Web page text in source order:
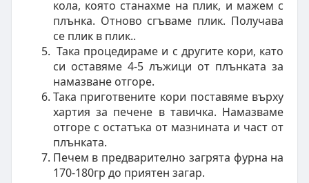
кола, която станахме на плик, и мажем с
плънка. Отново сгъваме плик. Получава
се плик в плик..
Така процедираме и с другите кори, като
си оставяме 4-5 лъжици от плънката за
намазване отгоре.
Така приготвените кори поставяме върху
хартия за печене в тавичка. Намазваме
отгоре с остатъка от мазнината и част от
плънката.
Печем в предварително загрята фурна на
170-180гр до приятен загар.